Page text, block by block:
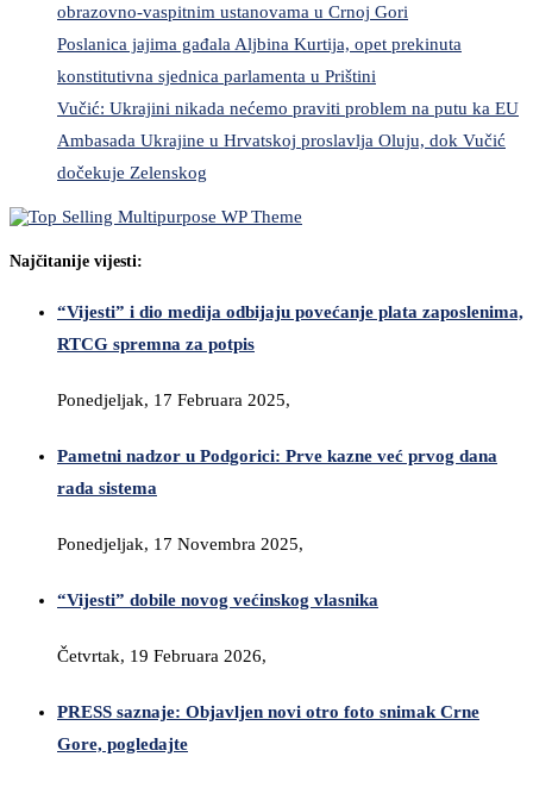
obrazovno-vaspitnim ustanovama u Crnoj Gori
Poslanica jajima gađala Aljbina Kurtija, opet prekinuta
konstitutivna sjednica parlamenta u Prištini
Vučić: Ukrajini nikada nećemo praviti problem na putu ka EU
Ambasada Ukrajine u Hrvatskoj proslavlja Oluju, dok Vučić
dočekuje Zelenskog
Najčitanije vijesti:
“Vijesti” i dio medija odbijaju povećanje plata zaposlenima,
RTCG spremna za potpis
Ponedjeljak, 17 Februara 2025,
Pametni nadzor u Podgorici: Prve kazne već prvog dana
rada sistema
Ponedjeljak, 17 Novembra 2025,
“Vijesti” dobile novog većinskog vlasnika
Četvrtak, 19 Februara 2026,
PRESS saznaje: Objavljen novi otro foto snimak Crne
Gore, pogledajte